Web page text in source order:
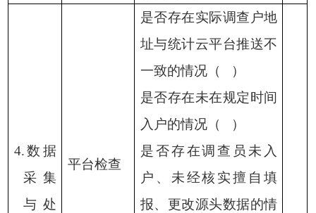
4.数据
采集
与处
平台检查
是否存在实际调查户地
址与统计云平台推送不
一致的情况（
）
是否存在未在规定时间
入户的情况（
）
是否存在调查员未入
户、未经核实擅自填
报、更改源头数据的情